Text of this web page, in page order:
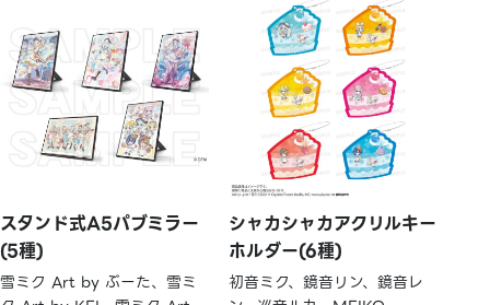
スタンド式A5パブミラー
(5種)
雪ミク Art by ぶーた、雪ミ
シャカシャカアクリルキー
ホルダー(6種)
初音ミク、鏡音リン、鏡音レ